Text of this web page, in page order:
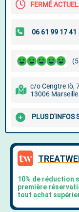
FERMÉ
c/o Cengtre Iò,
13006 Marseille
PLUS D'INFOS